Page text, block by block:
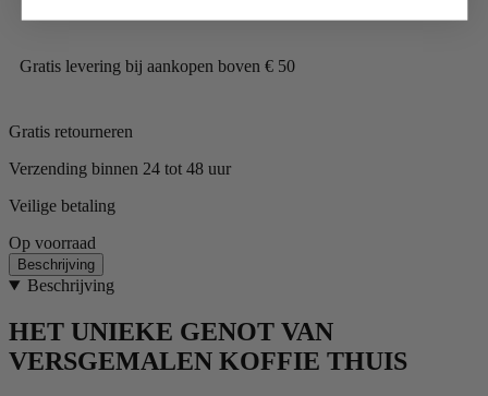
Gratis levering bij aankopen boven € 50
Gratis retourneren
Verzending binnen 24 tot 48 uur
Veilige betaling
Op voorraad
Beschrijving
Beschrijving
HET UNIEKE GENOT VAN
VERSGEMALEN KOFFIE THUIS